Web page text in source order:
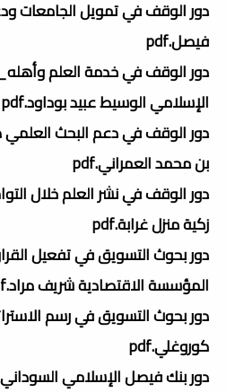
دور الوقف في تمويل الجامعات
فيصل.pdf
دور الوقف في خدمة العلم
الإسلامي الوسيط عبيد بوداود.pdf
دور الوقف في دعم البحث العلمي
بن محمد العمراني.pdf
دور الوقف في نشر العلم خلال
زكية منزل غرابة.pdf
دور بحوث التسويق في تفعيل
المؤسسة الاقتصادية شريف مراد.pdf
دور بحوث التسويق في رسم
كوروغلي.pdf
دور بنك فيصل الإسلامي